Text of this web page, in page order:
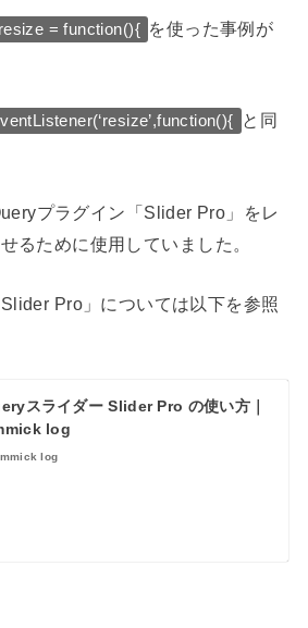
= function(){ を使った事例が
と同
プラグイン「Slider Pro」をレ
るために使用していました。
Pro」については以下を参照
スライダー Slider Pro の使い方｜
log
log